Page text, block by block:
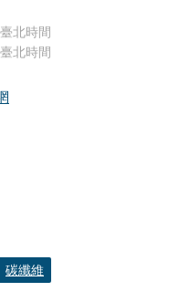
臺北時間
臺北時間
碳纖維